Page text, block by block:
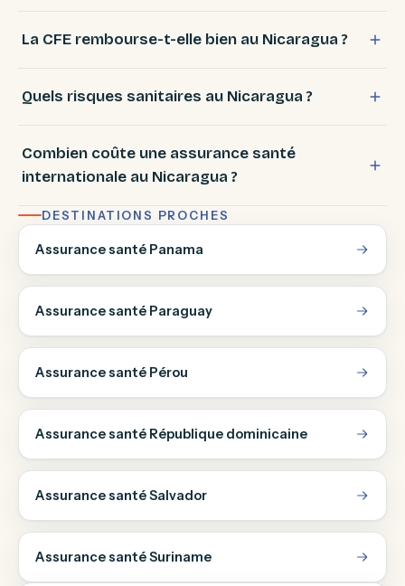
La CFE rembourse-t-elle bien au Nicaragua ?
Quels risques sanitaires au Nicaragua ?
Combien coûte une assurance santé
internationale au Nicaragua ?
DESTINATIONS PROCHES
Assurance santé Panama
Assurance santé Paraguay
Assurance santé Pérou
Assurance santé République dominicaine
Assurance santé Salvador
Assurance santé Suriname